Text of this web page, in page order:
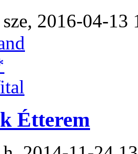
2016-04-13
Étterem